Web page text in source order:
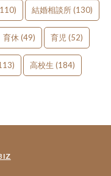
結婚相談所(130)
育休 (49) 育児(52)
高校生 (184)